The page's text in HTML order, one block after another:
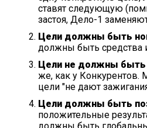
ставят следующую
застоя, Дело-1
Цели должны быть
должны быть средства
Цели не должны
же, как у Конкурентов.
цели "не дают
Цели должны быть
положительные